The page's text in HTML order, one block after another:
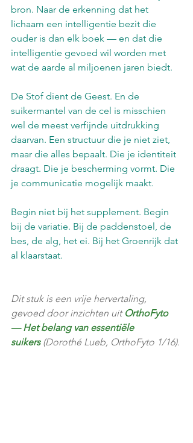
bron. Naar de erkenning dat het
lichaam een intelligentie bezit die
ouder is dan elk boek — en dat die
intelligentie gevoed wil worden met
wat de aarde al miljoenen jaren biedt.
De Stof dient de Geest. En de
suikermantel van de cel is misschien
wel de meest verfijnde uitdrukking
daarvan. Een structuur die je niet ziet,
maar die alles bepaalt. Die je identiteit
draagt. Die je bescherming vormt. Die
je communicatie mogelijk maakt.
Begin niet bij het supplement. Begin
bij de variatie. Bij de paddenstoel, de
bes, de alg, het ei. Bij het Groenrijk dat
al klaarstaat.
Dit stuk is een vrije hervertaling,
gevoed door inzichten uit OrthoFyto
— Het belang van essentiële
suikers (Dorothé Lueb, OrthoFyto 1/16).